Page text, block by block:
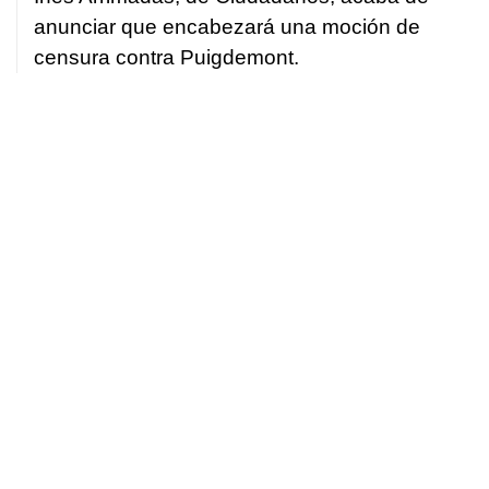
anunciar que encabezará una moción de
censura contra Puigdemont.